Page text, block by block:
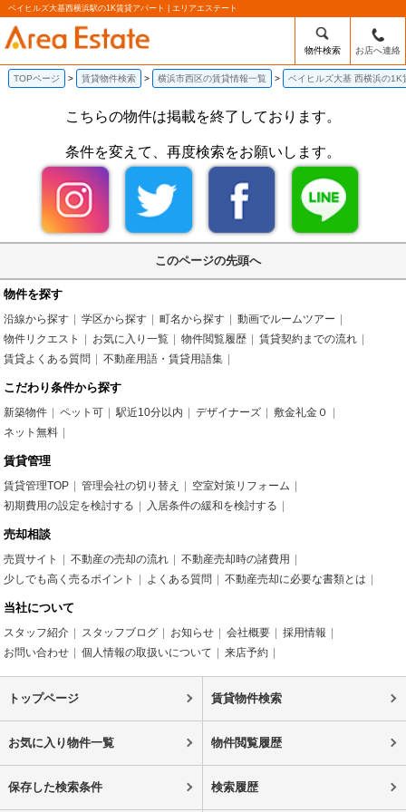
ベイヒルズ大基西横浜駅の1K賃貸アパート | エリアエステート
物件検索 お店へ連絡
TOPページ 賃貸物件検索 横浜市西区の賃貸情報一覧 ベイヒルズ大基 西横浜の1K
こちらの物件は掲載を終了しております。
条件を変えて、再度検索をお願いします。
このページの先頭へ
物件を探す
沿線から探す 学区から探す 町名から探す
動画でルームツアー
物件リクエスト
お気に入り一覧 物件閲覧履歴
賃貸契約までの流れ
賃貸よくある質問
不動産用語・賃貸用語集
こだわり条件から探す
新築物件 ペット可 駅近10分以内 デザイナーズ
敷金礼金０
ネット無料
賃貸管理
賃貸管理TOP 管理会社の切り替え
空室対策リフォーム
初期費用の設定を検討する
入居条件の緩和を検討する
売却相談
売買サイト 不動産の売却の流れ
不動産売却時の諸費用
少しでも高く売るポイント
よくある質問 不動産売却に必要な書類とは
当社について
スタッフ紹介 スタッフブログ お知らせ 会社概要
採用情報
お問い合わせ
個人情報の取扱いについて 来店予約
トップページ 賃貸物件検索
お気に入り物件一覧 物件閲覧履歴
保存した検索条件 検索履歴